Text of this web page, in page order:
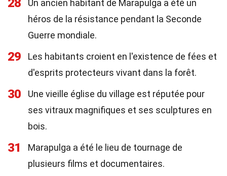
28
Un ancien habitant de Marapulga a été un
héros de la résistance pendant la Seconde
Guerre mondiale.
29
Les habitants croient en l'existence de fées et
d'esprits protecteurs vivant dans la forêt.
30
Une vieille église du village est réputée pour
ses vitraux magnifiques et ses sculptures en
bois.
31
Marapulga a été le lieu de tournage de
plusieurs films et documentaires.